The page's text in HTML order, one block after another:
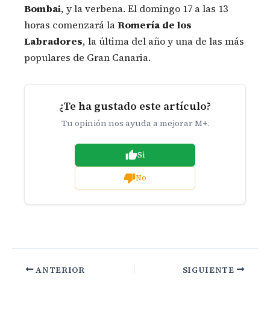
Bombai, y la verbena. El domingo 17 a las 13
horas comenzará laRomería de los
Labradores, la última del año y una de las más
populares de Gran Canaria.
¿Te ha gustado este artículo?
Tu opinión nos ayuda a mejorar M+.
Si
No
ANTERIOR SIGUIENTE